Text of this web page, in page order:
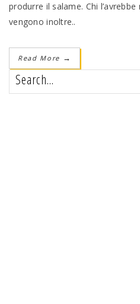
produrre il salame. Chi
vengono inoltre..
Read More →